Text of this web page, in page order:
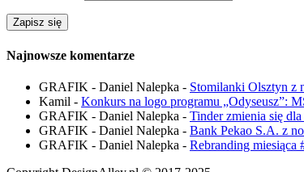
Najnowsze komentarze
GRAFIK - Daniel Nalepka - Stomilanki Olsztyn z
Kamil - Konkurs na logo programu „Odyseusz”:
GRAFIK - Daniel Nalepka - Tinder zmienia się
GRAFIK - Daniel Nalepka - Bank Pekao S.A. z
GRAFIK - Daniel Nalepka - Rebranding miesiąca